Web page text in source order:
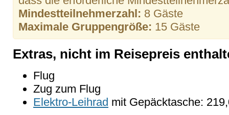
Mindestteilnehmerzahl: 8 Gäste
Maximale Gruppengröße: 15 Gäste
Extras, nicht im Reisepreis
Flug
Zug zum Flug
Elektro-Leihrad mit Gepäcktasche: